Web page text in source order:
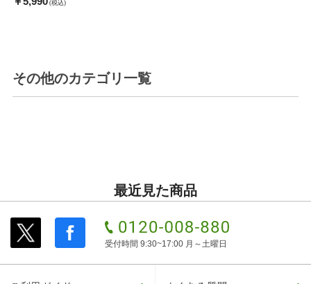
(税込)
その他のカテゴリ一覧
最近見た商品
受付時間 9:30~17:00 月～土曜日